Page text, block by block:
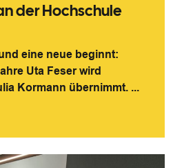
der Hochschule
eine neue beginnt:
Uta Feser wird
Kormann übernimmt. ...